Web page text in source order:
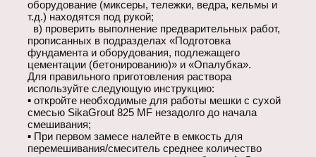
оборудование (миксеры, тележки, ведра, кельмы и
т.д.) находятся под рукой;
в) проверить выполнение предварительных работ,
прописанных в подразделах «Подготовка
фундамента и оборудования, подлежащего
цементации (бетонированию)» и «Опалубка».
Для правильного приготовления раствора
используйте следующую инструкцию:
▪ откройте необходимые для работы мешки с сухой
смесью SikaGrout 825 MF незадолго до начала
смешивания;
▪ При первом замесе налейте в емкость для
перемешивания/смеситель среднее количество